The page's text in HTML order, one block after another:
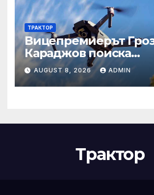
ТРАКТОР
Вицепремиерът
Караджов поиска
подходящи анти-
системи за всички
български летища
AUGUST 8, 2026 ADMIN
Трактор